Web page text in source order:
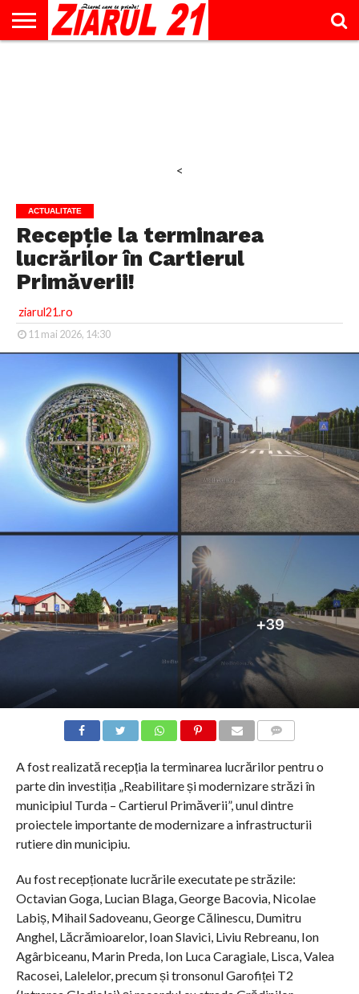
<
ACTUALITATE
Recepție la terminarea
lucrărilor în Cartierul
Primăverii!
ziarul21.ro
11 mai 2026, 14:30
A fost realizată recepția la terminarea lucrărilor pentru o
parte din investiția „Reabilitare și modernizare străzi în
municipiul Turda – Cartierul Primăverii”, unul dintre
proiectele importante de modernizare a infrastructurii
rutiere din municipiu.
Au fost recepționate lucrările executate pe străzile:
Octavian Goga, Lucian Blaga, George Bacovia, Nicolae
Labiș, Mihail Sadoveanu, George Călinescu, Dumitru
Anghel, Lăcrămioarelor, Ioan Slavici, Liviu Rebreanu, Ion
Agârbiceanu, Marin Preda, Ion Luca Caragiale, Lisca, Valea
Racosei, Lalelelor, precum și tronsonul Garofiței T2